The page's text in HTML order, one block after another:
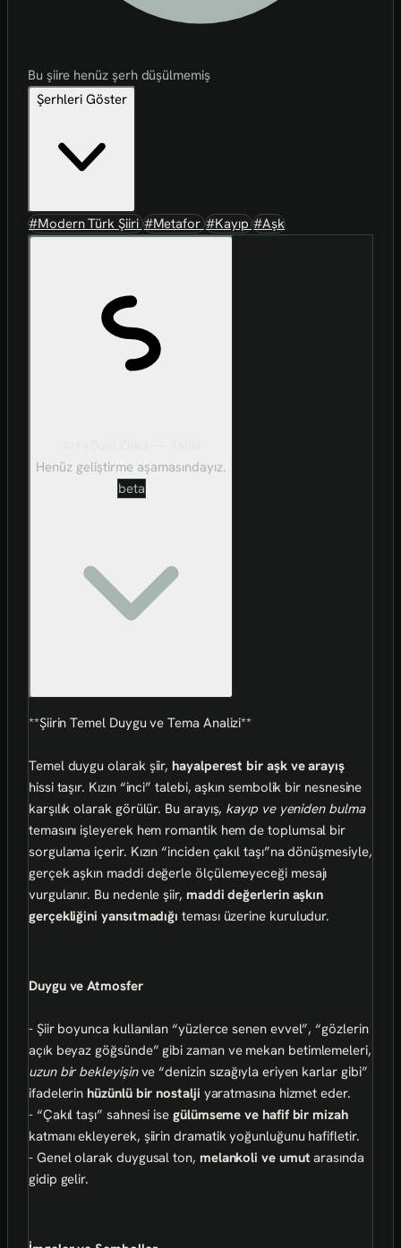
Bu şiire henüz şerh düşülmemiş
Şerhleri Göster
#Modern Türk Şiiri#Metafor#Kayıp#Aşk
Henüz geliştirme aşamasındayız.
beta
**Şiirin Temel Duygu ve Tema Analizi**
Temel duygu olarak şiir, hayalperest bir aşk ve arayış
hissi taşır. Kızın “inci” talebi, aşkın sembolik bir nesnesine
karşılık olarak görülür. Bu arayış, kayıp ve yeniden bulma
temasını işleyerek hem romantik hem de toplumsal bir
sorgulama içerir. Kızın “inciden çakıl taşı”na dönüşmesiyle,
gerçek aşkın maddi değerle ölçülemeyeceği mesajı
vurgulanır. Bu nedenle şiir, maddi değerlerin aşkın
gerçekliğini yansıtmadığı teması üzerine kuruludur.
Duygu ve Atmosfer
- Şiir boyunca kullanılan “yüzlerce senen evvel”, “gözlerin
açık beyaz göğsünde” gibi zaman ve mekan betimlemeleri,
uzun bir bekleyişinve “denizin sızağıyla eriyen karlar gibi”
ifadelerin hüzünlü bir nostalji yaratmasına hizmet eder.
- “Çakıl taşı” sahnesi ise gülümseme ve hafif bir mizah
katmanı ekleyerek, şiirin dramatik yoğunluğunu hafifletir.
- Genel olarak duygusal ton, melankoli ve umut arasında
gidip gelir.